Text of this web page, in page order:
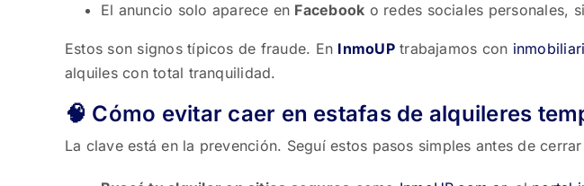
El anuncio solo aparece en Facebook o redes sociales personales,
Estos son signos típicos de fraude. En InmoUPtrabajamos con
alquiles con total tranquilidad.
🧠 Cómo evitar caer en estafas de alquileres
La clave está en la prevención. Seguí estos pasos simples antes de